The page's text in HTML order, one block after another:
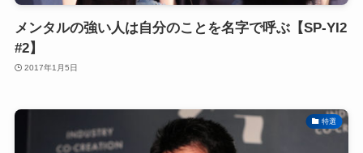
メンタルの強い人は自分のことを名字で呼ぶ【SP-YI2
#2】
2017年1月5日
特選